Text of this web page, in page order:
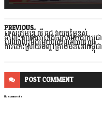
PREVIOUS
ទេសរដ្ឋមន្រ្តី លី ធុជ វាយតម្លៃខ្ពស់
ចំពោះ សមាគមរោងចក្រកាត់ដេរកម្ពុជា
ដែលចូលរួមជាមួយរាជរដ្ឋាភិបាល ក្នុង
ការដោះស្រាយបញ្ហាគ្រាប់មីននៅកម្ពុជា
POSTCOMMENT
No comments